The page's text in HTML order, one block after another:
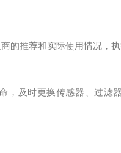
推荐和实际使用情况，执
及时更换传感器、过滤